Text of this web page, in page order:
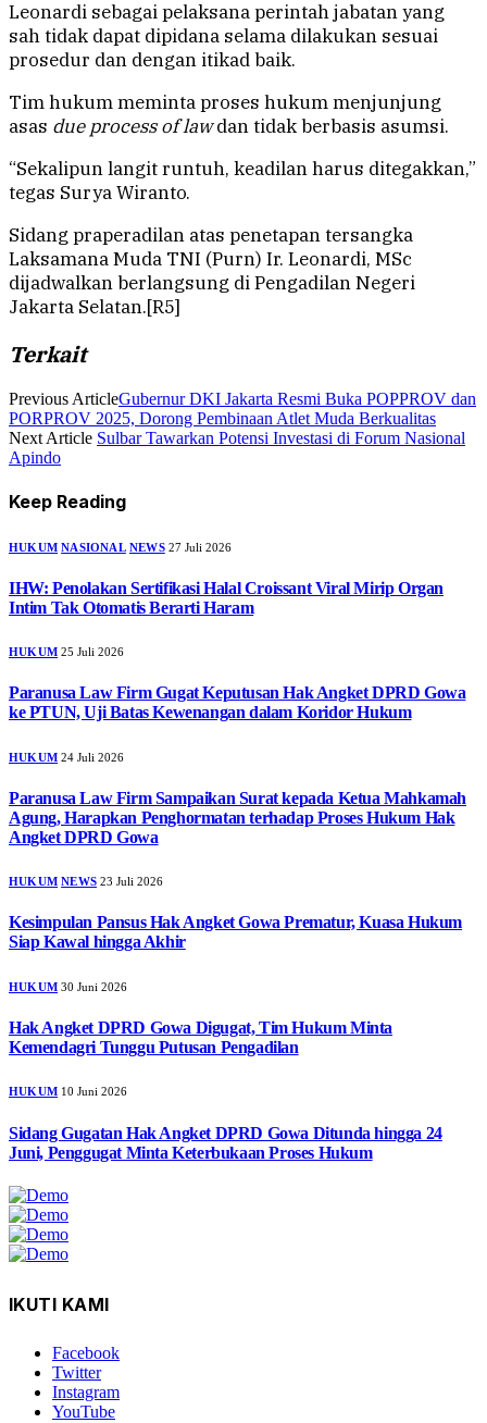
Leonardi sebagai pelaksana perintah jabatan yang
sah tidak dapat dipidana selama dilakukan sesuai
prosedur dan dengan itikad baik.
Tim hukum meminta proses hukum menjunjung
asas due process of lawdan tidak berbasis asumsi.
“Sekalipun langit runtuh, keadilan harus ditegakkan,”
tegas Surya Wiranto.
Sidang praperadilan atas penetapan tersangka
Laksamana Muda TNI (Purn) Ir. Leonardi, MSc
dijadwalkan berlangsung di Pengadilan Negeri
Jakarta Selatan.[R5]
Terkait
Previous ArticleGubernur DKI Jakarta Resmi Buka POPPROV dan
PORPROV 2025, Dorong Pembinaan Atlet Muda Berkualitas
Next Article Sulbar Tawarkan Potensi Investasi di Forum Nasional
Apindo
Keep Reading
HUKUM NASIONAL NEWS 27 Juli 2026
IHW: Penolakan Sertifikasi Halal Croissant Viral Mirip Organ
Intim Tak Otomatis Berarti Haram
HUKUM 25 Juli 2026
Paranusa Law Firm Gugat Keputusan Hak Angket DPRD Gowa
ke PTUN, Uji Batas Kewenangan dalam Koridor Hukum
HUKUM 24 Juli 2026
Paranusa Law Firm Sampaikan Surat kepada Ketua Mahkamah
Agung, Harapkan Penghormatan terhadap Proses Hukum Hak
Angket DPRD Gowa
HUKUM NEWS 23 Juli 2026
Kesimpulan Pansus Hak Angket Gowa Prematur, Kuasa Hukum
Siap Kawal hingga Akhir
HUKUM 30 Juni 2026
Hak Angket DPRD Gowa Digugat, Tim Hukum Minta
Kemendagri Tunggu Putusan Pengadilan
HUKUM 10 Juni 2026
Sidang Gugatan Hak Angket DPRD Gowa Ditunda hingga 24
Juni, Penggugat Minta Keterbukaan Proses Hukum
IKUTI KAMI
Facebook
Twitter
Instagram
YouTube